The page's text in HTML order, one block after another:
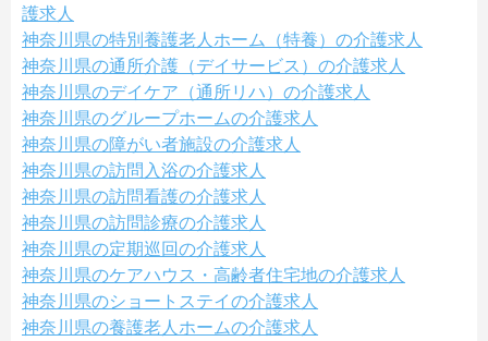
護求人
神奈川県の特別養護老人ホーム（特養）の介護求人
神奈川県の通所介護（デイサービス）の介護求人
神奈川県のデイケア（通所リハ）の介護求人
神奈川県のグループホームの介護求人
神奈川県の障がい者施設の介護求人
神奈川県の訪問入浴の介護求人
神奈川県の訪問看護の介護求人
神奈川県の訪問診療の介護求人
神奈川県の定期巡回の介護求人
神奈川県のケアハウス・高齢者住宅地の介護求人
神奈川県のショートステイの介護求人
神奈川県の養護老人ホームの介護求人